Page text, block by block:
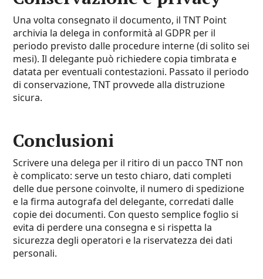
Una volta consegnato il documento, il TNT Point
archivia la delega in conformità al GDPR per il
periodo previsto dalle procedure interne (di solito sei
mesi). Il delegante può richiedere copia timbrata e
datata per eventuali contestazioni. Passato il periodo
di conservazione, TNT provvede alla distruzione
sicura.
Conclusioni
Scrivere una delega per il ritiro di un pacco TNT non
è complicato: serve un testo chiaro, dati completi
delle due persone coinvolte, il numero di spedizione
e la firma autografa del delegante, corredati dalle
copie dei documenti. Con questo semplice foglio si
evita di perdere una consegna e si rispetta la
sicurezza degli operatori e la riservatezza dei dati
personali.